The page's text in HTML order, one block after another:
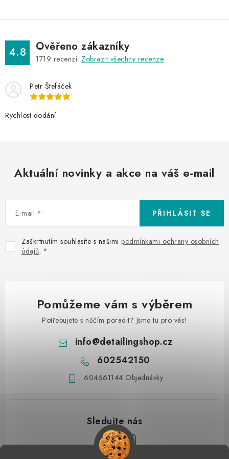
4.8 Ověřeno zákazníky
1719 recenzí. Zobrazit všechny recenze
Petr Štefáček
Rychlost dodání
Aktuální novinky a akce na váš e-mail
E-mail
Zaškrtnutím souhlasíte s našimi podmínkami ochrany osobních
údajů.
PŘIHLÁSIT SE
Pomůžeme vám s výběrem
Potřebujete s něčím poradit? Jsme tu pro vás!
info@detailingshop.cz
602542150
604661144 Objednávky